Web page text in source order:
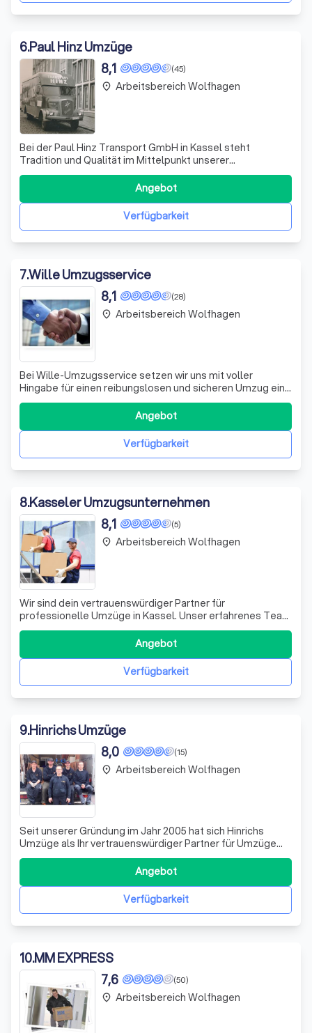
6.Paul Hinz Umzüge
(45)
8,1
Bei der Paul Hinz Transport GmbH in Kassel steht
Tradition und Qualität im Mittelpunkt unserer
Umzugsdienstleistungen. Seit 1923 bieten wir unseren
Kunden umfassende Unterstützung bei lokalen,
nationalen und internationalen Umzügen. Unser
erfahrenes Team setzt sich mit Leidenschaft und
Verfügbarkeit
Angebot
place Arbeitsbereich Wolfhagen
7.Wille Umzugsservice
(28)
8,1
Bei Wille-Umzugsservice setzen wir uns mit voller
Hingabe für einen reibungslosen und sicheren Umzug ein.
Unser Team versteht, wie stressig ein Umzug sein kann,
und wir sind hier, um Ihnen diesen Prozess so angenehm
wie möglich zu gestalten. Wir behandeln Ihre persönlichen
Gegenstände mit größter SoVerfügbarkeit
Angebot
place Arbeitsbereich Wolfhagen
8.Kasseler Umzugsunternehmen
(5)
8,1
Wir sind dein vertrauenswürdiger Partner für
professionelle Umzüge in Kassel. Unser erfahrenes Team
bietet dir einen umfassenden Service, der deinen Umzug
so stressfrei und effizient wie möglich gestaltet. Egal, ob
es sich um einen Privatumzug, einen Firmenumzug oder
spezielle Umzugsdienste wie Seni
Verfügbarkeit
Angebot
place Arbeitsbereich Wolfhagen
9.Hinrichs Umzüge
(15)
8,0
Seit unserer Gründung im Jahr 2005 hat sich Hinrichs
Umzüge als Ihr vertrauenswürdiger Partner für Umzüge
aller Art in Gudensberg-Dissen etabliert. Als
familiengeführtes Unternehmen bringen wir fast 15 Jahre
Erfahrung in der Branche mit, gestützt auf die fundierte
Ausbildung unseres Gründers Michael
Verfügbarkeit
Angebot
place Arbeitsbereich Wolfhagen
10.MM EXPRESS
(50)
7,6
place Arbeitsbereich Wolfhagen